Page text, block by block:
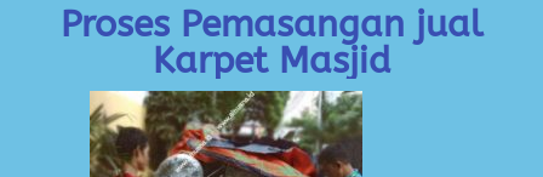
Proses Pemasangan jual
Karpet Masjid